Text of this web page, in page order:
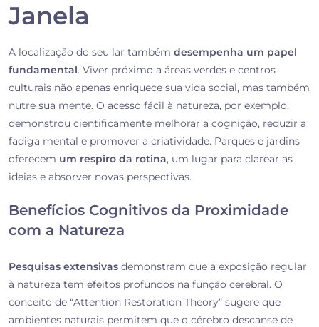
Janela
A localização do seu lar também desempenha um papel
fundamental. Viver próximo a áreas verdes e centros
culturais não apenas enriquece sua vida social, mas também
nutre sua mente. O acesso fácil à natureza, por exemplo,
demonstrou cientificamente melhorar a cognição, reduzir a
fadiga mental e promover a criatividade. Parques e jardins
oferecem um respiro da rotina, um lugar para clarear as
ideias e absorver novas perspectivas.
Benefícios Cognitivos da Proximidade
com a Natureza
Pesquisas extensivas demonstram que a exposição regular
à natureza tem efeitos profundos na função cerebral. O
conceito de “Attention Restoration Theory” sugere que
ambientes naturais permitem que o cérebro descanse de